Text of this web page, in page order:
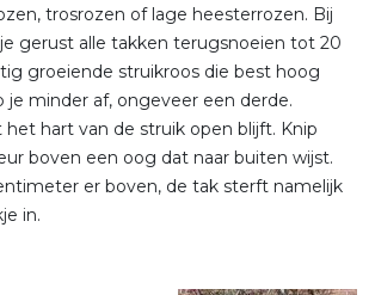
trosrozen of lage heesterrozen. Bij
gerust alle takken terugsnoeien tot 20
groeiende struikroos die best hoog
je minder af, ongeveer een derde.
het hart van de struik open blijft. Knip
boven een oog dat naar buiten wijst.
er boven, de tak sterft namelijk
in.